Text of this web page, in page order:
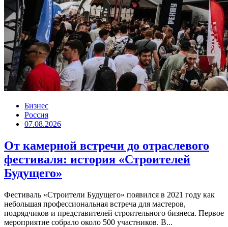
Бизнес
Россия
07.08.2026
От камерной встречи до отраслевого
фестиваля: история «Строителей
Будущего»
Фестиваль «Строители Будущего» появился в 2021 году как
небольшая профессиональная встреча для мастеров,
подрядчиков и представителей строительного бизнеса. Первое
мероприятие собрало около 500 участников. В...